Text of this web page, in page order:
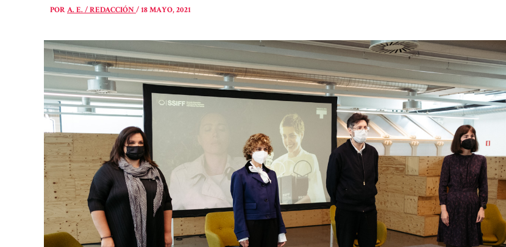
PORA. E. / REDACCIÓN/18 MAYO, 2021